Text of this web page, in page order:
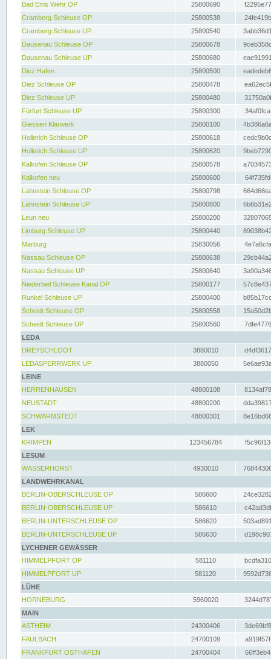
Bad Ems Wehr OP
25800690
Cramberg Schleuse OP
25800538
Cramberg Schleuse UP
25800540
Dausenau Schleuse OP
25800678
Dausenau Schleuse UP
25800680
Diez Hafen
25800500
Diez Schleuse OP
25800478
Diez Schleuse UP
25800480
Fürfurt Schleuse UP
25800300
Giessen Klärwerk
25800100
Hollerich Schleuse OP
25800618
Hollerich Schleuse UP
25800620
Kalkofen Schleuse OP
25800578
Kalkofen neu
25800600
Lahnstein Schleuse OP
25800798
Lahnstein Schleuse UP
25800800
Leun neu
25800200
Limburg Schleuse UP
25800440
Marburg
25830056
Nassau Schleuse OP
25800638
Nassau Schleuse UP
25800640
Niederbiel Schleuse Kanal OP
25800177
Runkel Schleuse UP
25800400
Scheidt Schleuse OP
25800558
Scheidt Schleuse UP
25800560
LEDA
DREYSCHLOOT
3880010
LEDASPERRWERK UP
3880050
LEINE
HERRENHAUSEN
48800108
NEUSTADT
48800200
SCHWARMSTEDT
48800301
LEK
KRIMPEN
123456784
LESUM
WASSERHORST
4930010
LANDWEHRKANAL
BERLIN-OBERSCHLEUSE OP
586600
BERLIN-OBERSCHLEUSE UP
586610
BERLIN-UNTERSCHLEUSE OP
586620
BERLIN-UNTERSCHLEUSE UP
586630
LYCHENER GEWÄSSER
HIMMELPFORT OP
581110
HIMMELPFORT UP
581120
LÜHE
HORNEBURG
5960020
MAIN
ASTHEIM
24300406
FAULBACH
24700109
FRANKFURT OSTHAFEN
24700404